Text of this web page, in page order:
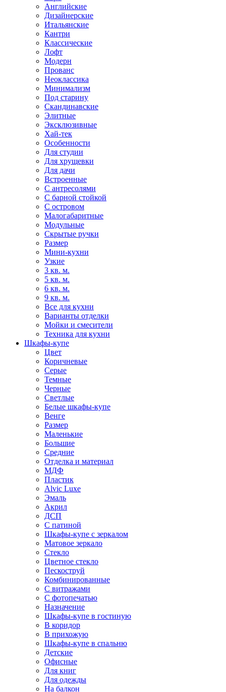
Английские
Дизайнерские
Итальянские
Кантри
Классические
Лофт
Модерн
Прованс
Неоклассика
Минимализм
Под старину
Скандинавские
Элитные
Эксклюзивные
Хай-тек
Особенности
Для студии
Для хрущевки
Для дачи
Встроенные
С антресолями
С барной стойкой
С островом
Малогабаритные
Модульные
Скрытые ручки
Размер
Мини-кухни
Узкие
3 кв. м.
5 кв. м.
6 кв. м.
9 кв. м.
Все для кухни
Варианты отделки
Мойки и смесители
Техника для кухни
Шкафы-купе
Цвет
Коричневые
Серые
Темные
Черные
Светлые
Белые шкафы-купе
Венге
Размер
Маленькие
Большие
Средние
Отделка и материал
МДФ
Пластик
Alvic Luxe
Эмаль
Акрил
ДСП
С патиной
Шкафы-купе с зеркалом
Матовое зеркало
Стекло
Цветное стекло
Пескоструй
Комбинированные
С витражами
С фотопечатью
Назначение
Шкафы-купе в гостиную
В коридор
В прихожую
Шкафы-купе в спальню
Детские
Офисные
Для книг
Для одежды
На балкон